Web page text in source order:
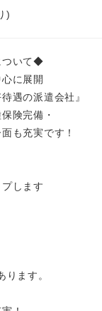
)
ついて◆
に展開
遇の派遣会社』
険完備・
も充実です！
します
ります。